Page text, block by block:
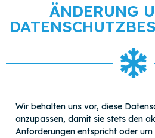
ÄNDERUNG
Wir behalten uns vor, diese
anzupassen, damit sie stets den
Anforderungen entspricht oder um